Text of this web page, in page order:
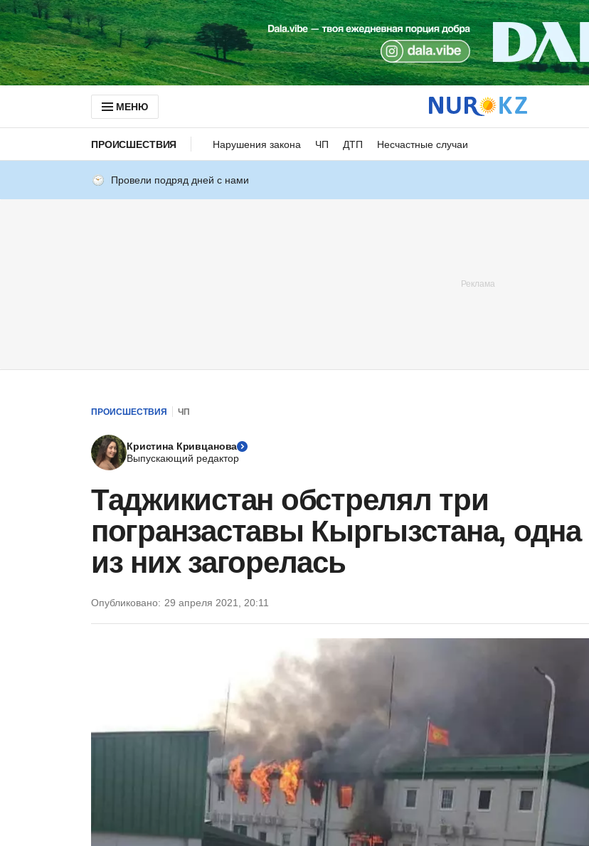
МЕНЮ
ПРОИСШЕСТВИЯ Нарушения закона ЧП ДТП Несчастные случаи
Провели подряд дней с нами
ПРОИСШЕСТВИЯ ЧП
Кристина Кривцанова
Выпускающий редактор
Таджикистан обстрелял три
погранзаставы Кыргызстана, одна
из них загорелась
Опубликовано: 29 апреля 2021, 20:11